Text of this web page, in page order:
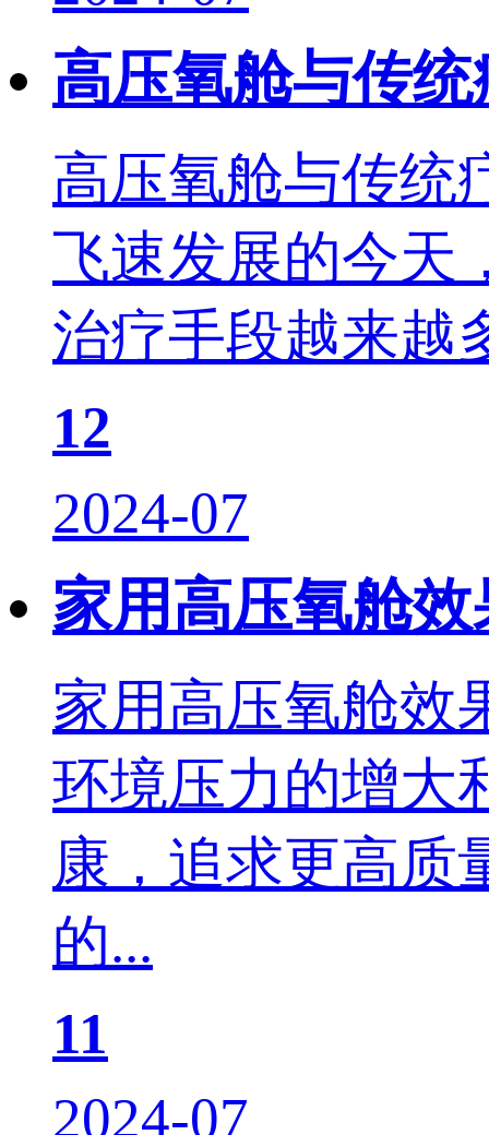
高压氧舱与传
高压氧舱与传统
飞速发展的今天
治疗手段越来越
12
2024-07
家用高压氧舱
家用高压氧舱效
环境压力的增大
康，追求更高质
的...
11
2024-07